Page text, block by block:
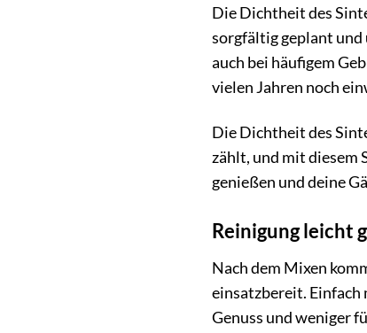
Die Dichtheit des
sorgfältig geplant und
auch bei häufigem
vielen Jahren noch
Die Dichtheit des
zählt, und mit diesem
genießen und deine
Reinigung leicht
Nach dem Mixen
einsatzbereit. Einfach
Genuss und weniger